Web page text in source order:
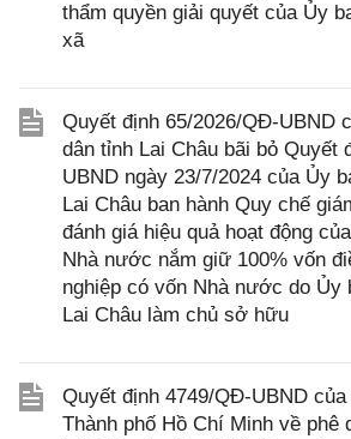
thẩm quyền giải quyết của Ủy
xã
Quyết định 65/2026/QĐ-UBND
dân tỉnh Lai Châu bãi bỏ Quyết
UBND ngày 23/7/2024 của Ủy
Lai Châu ban hành Quy chế
đánh giá hiệu quả hoạt động
Nhà nước nắm giữ 100% vốn
nghiệp có vốn Nhà nước do Ủy
Lai Châu làm chủ sở hữu
Quyết định 4749/QĐ-UBND
Thành phố Hồ Chí Minh về phê